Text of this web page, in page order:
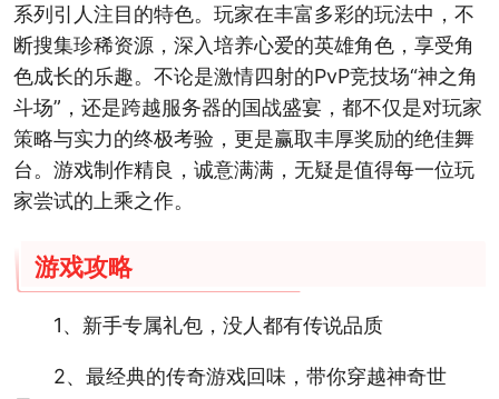
系列引人注目的特色。玩家在丰富多彩的玩法中，不
断搜集珍稀资源，深入培养心爱的英雄角色，享受角
色成长的乐趣。不论是激情四射的PvP竞技场“神之角
斗场”，还是跨越服务器的国战盛宴，都不仅是对玩家
策略与实力的终极考验，更是赢取丰厚奖励的绝佳舞
台。游戏制作精良，诚意满满，无疑是值得每一位玩
家尝试的上乘之作。
游戏攻略
1、新手专属礼包，没人都有传说品质
2、最经典的传奇游戏回味，带你穿越神奇世